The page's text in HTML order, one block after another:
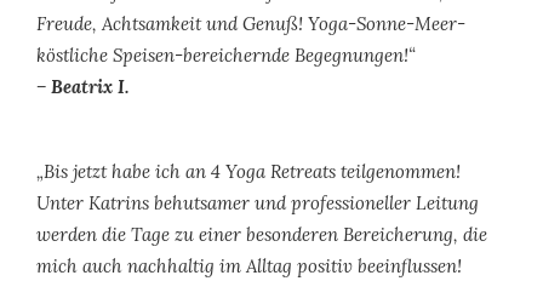
Freude, Achtsamkeit und Genuß! Yoga-Sonne-Meer-
köstliche Speisen-bereichernde Begegnungen!“
– Beatrix I.
„Bis jetzt habe ich an 4 Yoga Retreats teilgenommen!
Unter Katrins behutsamer und professioneller Leitung
werden die Tage zu einer besonderen Bereicherung, die
mich auch nachhaltig im Alltag positiv beeinflussen!